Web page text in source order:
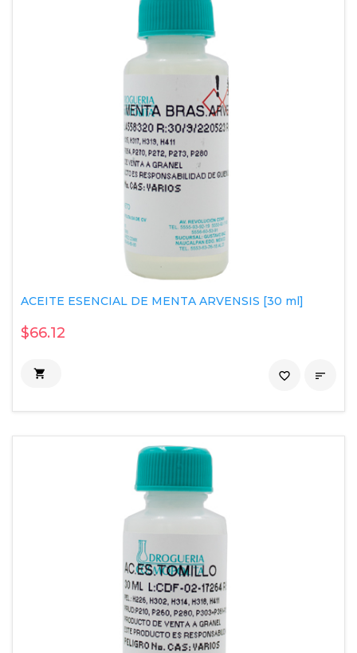
ACEITE ESENCIAL DE MENTA ARVENSIS [30 ml]
$66.12
 
favorite_border